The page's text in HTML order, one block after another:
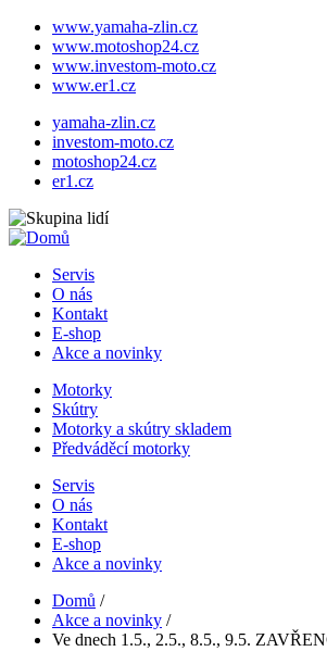
www.yamaha-zlin.cz
www.motoshop24.cz
www.investom-moto.cz
www.er1.cz
Přejít
hlavnímu
obsahu
yamaha-zlin.cz
investom-moto.cz
motoshop24.cz
er1.cz
Hlavní
navigace
Servis
O nás
Kontakt
E-shop
Akce a novinky
Doplňková
navigace
Motorky
Skútry
Motorky a skútry skladem
Předváděcí motorky
Hlavní
navigace
Servis
O nás
Kontakt
E-shop
Akce a novinky
Drobečková
Domů /
Akce a novinky /
Ve dnech 1.5., 2.5., 8.5., 9.5.